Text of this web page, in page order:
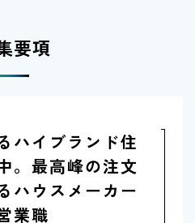
要項
ハイブランド住
。最高峰の注文
ハウスメーカー
業職